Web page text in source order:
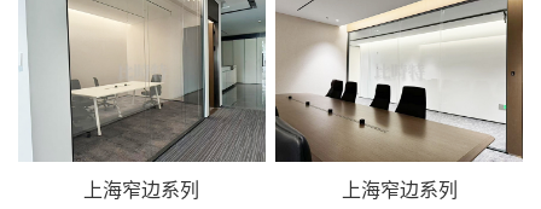
上海窄边系列 上海窄边系列